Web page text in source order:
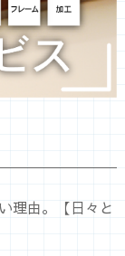
理由。【日々と